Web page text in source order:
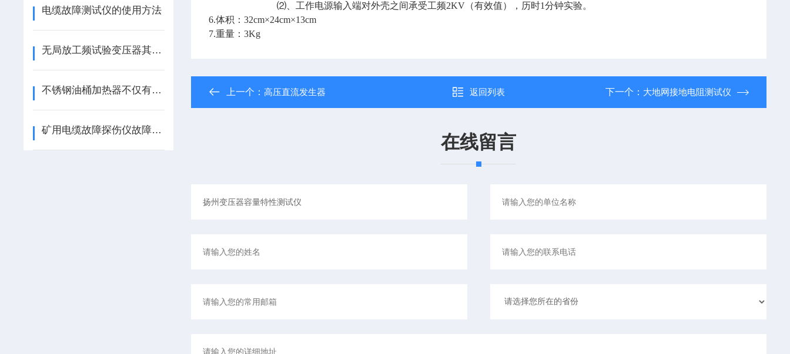
电缆故障测试仪的使用方法
无局放工频试验变压器其核心组成部分及功能解析
不锈钢油桶加热器不仅有效减少了热损耗，还提高了热效率
矿用电缆故障探伤仪故障定点的四大方法
⑵、工作电源输入端对外壳之间承受工频2KV（有效值），历时1分钟实验。
6.体积：32cm×24cm×13cm
7.重量：3Kg
上一个：高压直流发生器 返回列表 下一个： 大地网接地电阻测试仪
在线留言